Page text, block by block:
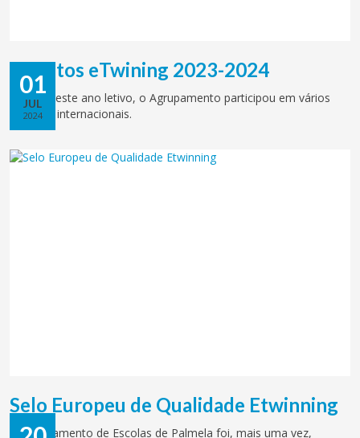
01
JUL
2024
Projetos eTwining 2023-2024
Durante este ano letivo, o Agrupamento participou em vários
projetos internacionais.
Selo Europeu de Qualidade Etwinning
O Agrupamento de Escolas de Palmela foi, mais uma vez,